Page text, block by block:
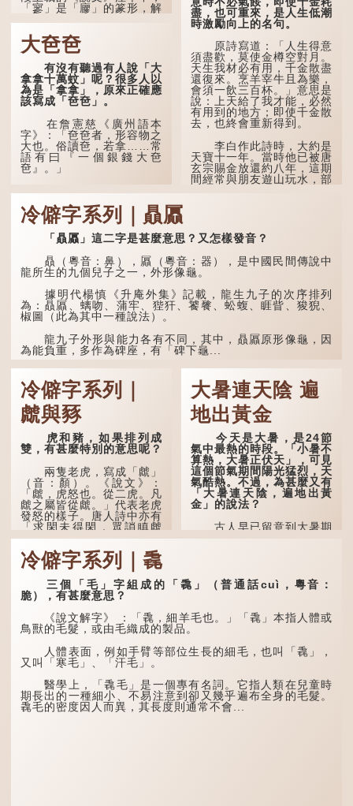
「寥」是「廫」的篆形，解
事，以「寥寥安期，虛質高
清」形容空虛無所事事。
大夿夿
有沒有聽過有人說「大
拿拿十萬蚊」呢？很多人以
為是「拿拿」，原來正確應
該寫成「夿夿」。
在詹憲慈《廣州語本
字》：「夿夿者，形容物之
大也。俗讀夿，若拿……常
語有曰『一個銀錢大夿
夿』。」
銀錢大夿夿」，就形容金錢
數量之大了。「大夿夿十萬
蚊」，就是說十萬元是一筆
大數目了。
不過，「夿」字本音讀
作「巴（bā）」，因此
「大夿夿」理應讀成「大巴
巴」。問題是，若依足本
音，...
盡，也可重來，是人生低潮
時激勵向上的名句。
原詩寫道：「人生得意
須盡歡，莫使金樽空對月。
天生我材必有用，千金散盡
還復來。烹羊宰牛且為樂，
會須一飲三百杯。」意思是
說：上天給了我才能，必然
有用到的地方；即使千金散
去，也終會重新得到。
李白作此詩時，大約是
天寶十一年。當時他已被唐
玄宗賜金放還約八年，這期
間經常與朋友遊山玩水，部
冷僻字系列｜贔屭
「贔屭」這二字是甚麼意思？又怎樣發音？
贔（粵音：鼻），屭（粵音：器），是中國民間傳說中
龍所生的九個兒子之一，外形像龜。
據明代楊慎《升庵外集》記載，龍生九子的次序排列
為：贔屭、螭吻、蒲牢、狴犴、饕餮、蚣蝮、睚眥、狻猊、
椒圖（此為其中一種說法）。
龍九子外形與能力各有不同，其中，贔屭原形像龜，因
為能負重，多作為碑座，有「碑下龜...
冷僻字系列｜
虤與豩
虎和豬，如果排列成
雙，有甚麼特別的意思呢？
兩隻老虎，寫成「虤」
（音：顏）。《說文》：
「虤，虎怒也。從二虎。凡
虤之屬皆從虤。」代表老虎
發怒的樣子。唐人詩中亦有
「求閑未得閑，眾誚瞋虤
虤」之句，意思是眾人的譏
諷讓人怒目而視。
兩隻豬，則為「豩」
（音：賓）。甲骨文從二
「豕」，象豬相追逐的樣
子。《同文備考》另有一說
「豩，豕亂群。」意指一
群...
大暑連天陰 遍
地出黃金
今天是大暑，是24節
氣中最熱的時段。「小暑不
算熱，大暑正伏天」，可見
這個節氣期間陽光猛烈，天
氣酷熱。不過，為甚麼又有
「大暑連天陰，遍地出黃
金」的說法？
古人早已留意到大暑期
間的氣候規律。《逸周書·
行。」意思是說，大暑時節
螢火蟲出生，土地濕熱，常
冷僻字系列｜毳
三個「毛」字組成的「毳」（普通話cuì，粵音：
脆），有甚麼意思？
《說文解字》 ：「毳，細羊毛也。」「毳」本指人體或
鳥獸的毛髮，或由毛織成的製品。
人體表面，例如手臂等部位生長的細毛，也叫「毳」，
又叫「寒毛」、「汗毛」。
醫學上，「毳毛」是一個專有名詞。它指人類在兒童時
期長出的一種細小、不易注意到卻又幾乎遍布全身的毛髮。
毳毛的密度因人而異，其長度則通常不會...